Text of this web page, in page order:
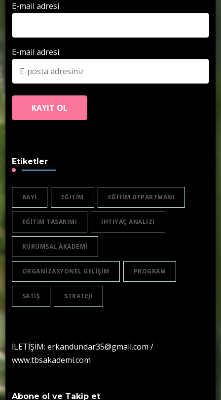
E-mail adresi
E-mail adresi:
Etiketler
BAYI EĞITIM EĞITIM DEPARTMANI
EĞITIM TASARIMI IHTIYAÇ ANALIZI
KURUMSAL AKADEMI
ORGANIZASYONEL GELIŞIM PROGRAM
SATIŞ STRATEJI
İLETİŞİM: erkandundar35@gmail.com /
www.tbsakademi.com
Abone ol ve Takip et